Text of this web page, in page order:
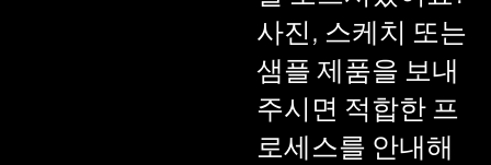
사진, 스케치 또는
샘플 제품을 보내
주시면 적합한 프
로세스를 안내해